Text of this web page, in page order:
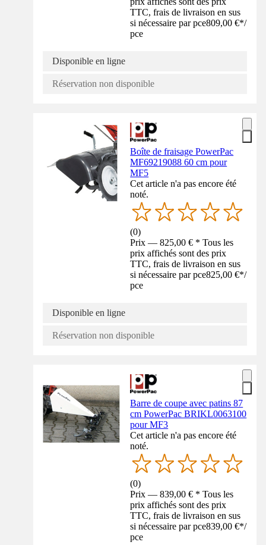
TTC, frais de livraison en sus
si nécessaire par pce809,00 €*/
pce
Disponible en ligne
Réservation non disponible
Boîte de fraisage PowerPac
MF69219088 60 cm pour
MF5
Cet article n'a pas encore été
noté.
(0)
Prix — 825,00 € * Tous les
prix affichés sont des prix
TTC, frais de livraison en sus
si nécessaire par pce825,00 €*/
pce
Disponible en ligne
Réservation non disponible
Barre de coupe avec patins 87
cm PowerPac BRIKL0063100
pour MF3
Cet article n'a pas encore été
noté.
(0)
Prix — 839,00 € * Tous les
prix affichés sont des prix
TTC, frais de livraison en sus
si nécessaire par pce839,00 €*/
pce